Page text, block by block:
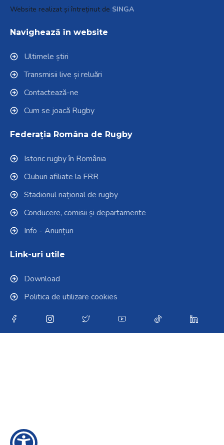
Website realizat și întreținut de SINGA
Navighează în website
Ultimele știri
Transmisii live și reluări
Contactează-ne
Cum se joacă Rugby
Federația Româna de Rugby
Istoric rugby în România
Cluburi afiliate la FRR
Stadionul național de rugby
Conducere, comisii și departamente
Info - Anunțuri
Link-uri utile
Download
Politica de utilizare cookies